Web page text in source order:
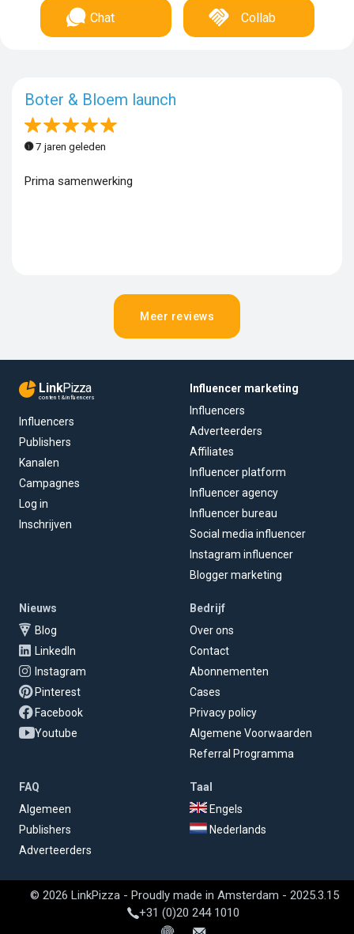
Chat Collab
Boter & Bloem launch
7 jaren geleden
Prima samenwerking
Meer reviews
LinkPizza
content & influencers
Influencers
Publishers
Kanalen
Campagnes
Log in
Inschrijven
Influencer marketing
Influencers
Adverteerders
Affiliates
Influencer platform
Influencer agency
Influencer bureau
Social media influencer
Instagram influencer
Blogger marketing
Nieuws
Blog
LinkedIn
Instagram
Pinterest
Facebook
Youtube
Bedrijf
Over ons
Contact
Abonnementen
Cases
Privacy policy
Algemene Voorwaarden
Referral Programma
FAQ
Algemeen
Publishers
Adverteerders
Taal
Engels
Nederlands
© 2026 LinkPizza - Proudly made in Amsterdam - 2025.3.15
+31 (0)20 244 1010